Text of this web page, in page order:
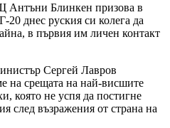
Антъни Блинкен призова в
20 днес руския си колега да
в първия им личен контакт
Сергей Лавров
на срещата на най-висшите
която не успя да постигне
след възражения от страна на